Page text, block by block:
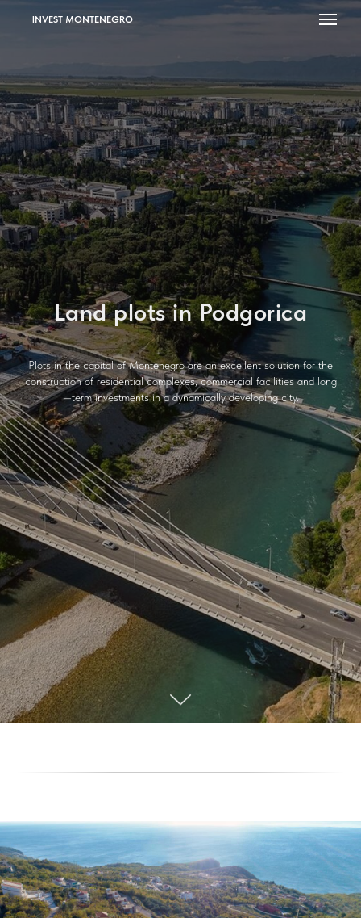
INVEST MONTENEGRO
Land plots in Podgorica
Plots in the capital of Montenegro are an excellent solution for the
construction of residential complexes, commercial facilities and long
—term investments in a dynamically developing city.